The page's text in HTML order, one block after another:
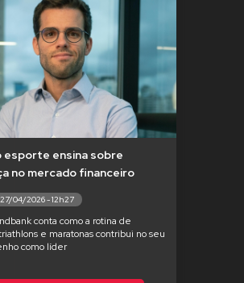
esporte ensina sobre
no mercado financeiro
04/2026 - 12h27
conta como a rotina de
e maratonas contribui no seu
como líder